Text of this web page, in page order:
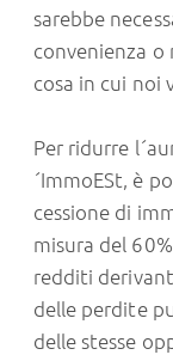
sarebbe
convenienza o
cosa in cui noi
Per ridurre
´ImmoESt, è
cessione di
misura del
redditi
delle perdite
delle stesse